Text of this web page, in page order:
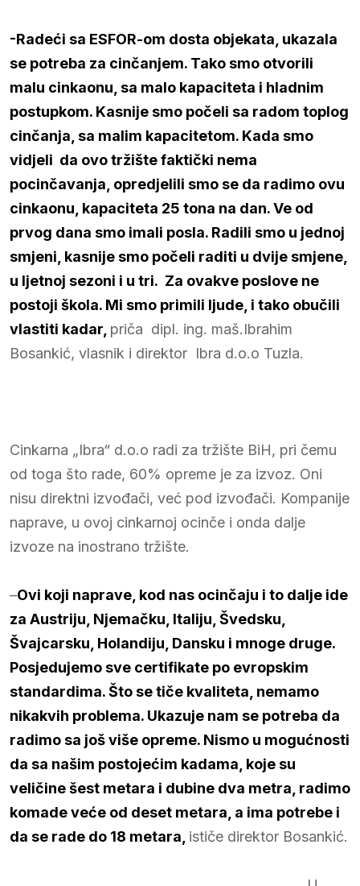
-Radeći sa ESFOR-om dosta objekata, ukazala
se potreba za cinčanjem. Tako smo otvorili
malu cinkaonu, sa malo kapaciteta i hladnim
postupkom. Kasnije smo počeli sa radom toplog
cinčanja, sa malim kapacitetom. Kada smo
vidjeli da ovo tržište faktički nema
pocinčavanja, opredjelili smo se da radimo ovu
cinkaonu, kapaciteta 25 tona na dan. Ve od
prvog dana smo imali posla. Radili smo u jednoj
smjeni, kasnije smo počeli raditi u dvije smjene,
u ljetnoj sezoni i u tri. Za ovakve poslove ne
postoji škola. Mi smo primili ljude, i tako obučili
vlastiti kadar, priča dipl. ing. maš.Ibrahim
Bosankić, vlasnik i direktor Ibra d.o.o Tuzla.
Cinkarna „Ibra“ d.o.o radi za tržište BiH, pri čemu
od toga što rade, 60% opreme je za izvoz. Oni
nisu direktni izvođači, već pod izvođači. Kompanije
naprave, u ovoj cinkarnoj ocinče i onda dalje
izvoze na inostrano tržište.
–Ovi koji naprave, kod nas ocinčaju i to dalje ide
za Austriju, Njemačku, Italiju, Švedsku,
Švajcarsku, Holandiju, Dansku i mnoge druge.
Posjedujemo sve certifikate po evropskim
standardima. Što se tiče kvaliteta, nemamo
nikakvih problema. Ukazuje nam se potreba da
radimo sa još više opreme. Nismo u mogućnosti
da sa našim postojećim kadama, koje su
veličine šest metara i dubine dva metra, radimo
komade veće od deset metara, a ima potrebe i
da se rade do 18 metara, ističe direktor Bosankić.